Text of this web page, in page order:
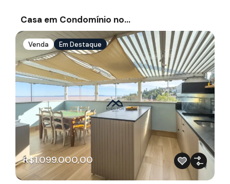
Casa em Condomínio no…
Venda Em Destaque
R$1.099.000,00